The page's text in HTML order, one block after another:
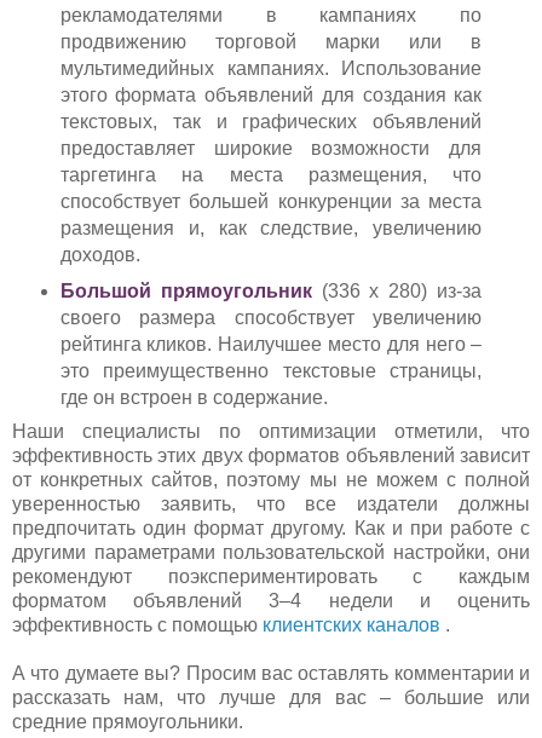
рекламодателями в кампаниях по
продвижению торговой марки или в
мультимедийных кампаниях. Использование
этого формата объявлений для создания как
текстовых, так и графических объявлений
предоставляет широкие возможности для
таргетинга на места размещения, что
способствует большей конкуренции за места
размещения и, как следствие, увеличению
доходов.
Большой прямоугольник(336 x 280) из-за
своего размера способствует увеличению
рейтинга кликов. Наилучшее место для него –
это преимущественно текстовые страницы,
где он встроен в содержание.
Наши специалисты по оптимизации отметили, что
эффективность этих двух форматов объявлений зависит
от конкретных сайтов, поэтому мы не можем с полной
уверенностью заявить, что все издатели должны
предпочитать один формат другому. Как и при работе с
другими параметрами пользовательской настройки, они
рекомендуют поэкспериментировать с каждым
форматом объявлений 3–4 недели и оценить
эффективность с помощью клиентских каналов .
А что думаете вы? Просим вас оставлять комментарии и
рассказать нам, что лучше для вас – большие или
средние прямоугольники.